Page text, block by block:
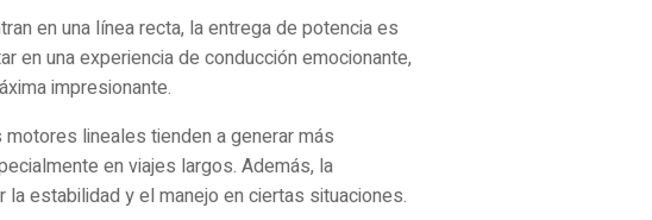
en una línea recta, la entrega de potencia es
en una experiencia de conducción emocionante,
impresionante.
lineales tienden a generar más
en viajes largos. Además, la
estabilidad y el manejo en ciertas situaciones.